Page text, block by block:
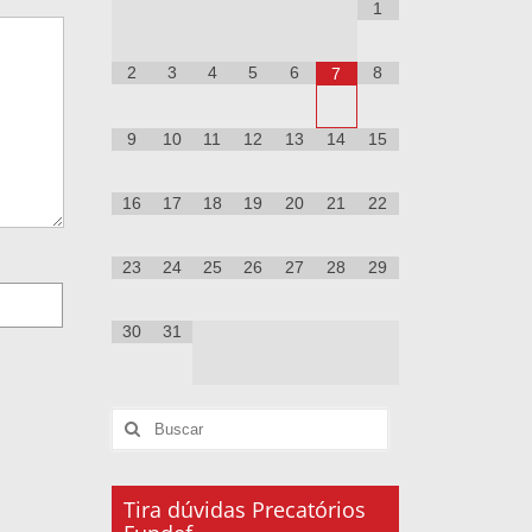
1
2 3 4 5 6 7 8
9 10 11 12 13 14 15
16 17 18 19 20 21 22
23 24 25 26 27 28 29
30 31
Tira dúvidas Precatórios